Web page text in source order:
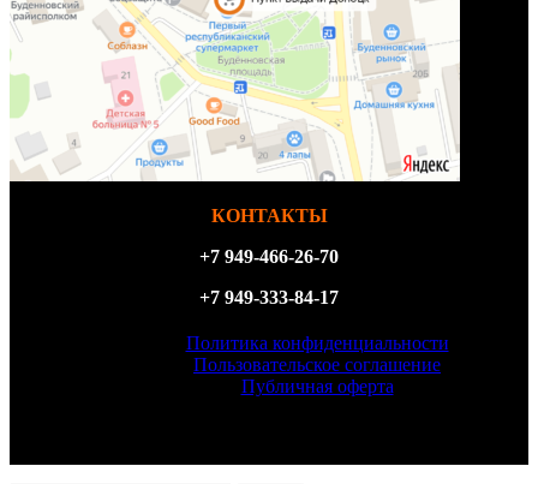
КОНТАКТЫ
+7 949-466-26-70
+7 949-333-84-17
Политика конфиденциальности
Пользовательское соглашение
Публичная оферта